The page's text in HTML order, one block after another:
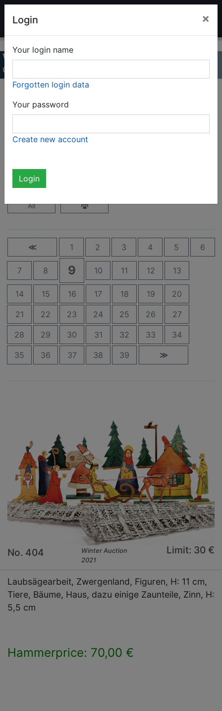
Winter Auction 2021
Online Catalog
Page 9 / 39
All
≪ 1 2 3 4 5 6
7 8 9 10 11 12 13
14 15 16 17 18 19 20
21 22 23 24 25 26 27
28 29 30 31 32 33 34
35 36 37 38 39 ≫
No. 404
Winter Auction
2021
Limit: 30 €
Laubsägearbeit, Zwergenland, Figuren, H: 11 cm,
Tiere, Bäume, Haus, dazu einige Zaunteile, Zinn, H:
5,5 cm
Hammerprice: 70,00 €
Login ×
Your login name
Forgotten login data
Your password
Create new account
Login